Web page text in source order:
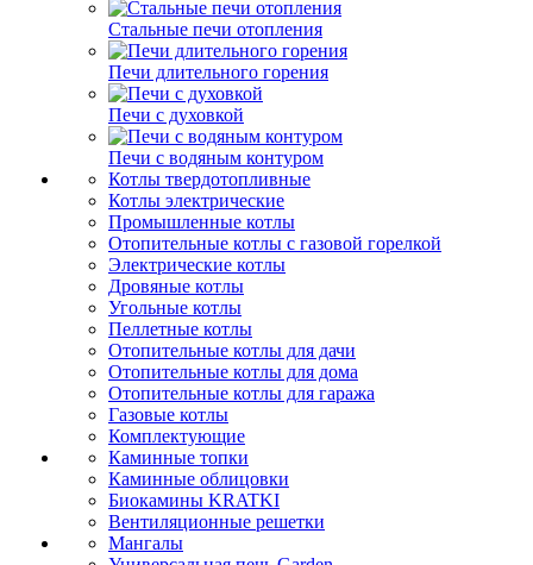
Стальные печи отопления
Печи длительного горения
Печи с духовкой
Печи с водяным контуром
Котлы твердотопливные
Котлы электрические
Промышленные котлы
Отопительные котлы с газовой горелкой
Электрические котлы
Дровяные котлы
Угольные котлы
Пеллетные котлы
Отопительные котлы для дачи
Отопительные котлы для дома
Отопительные котлы для гаража
Газовые котлы
Комплектующие
Каминные топки
Каминные облицовки
Биокамины KRATKI
Вентиляционные решетки
Мангалы